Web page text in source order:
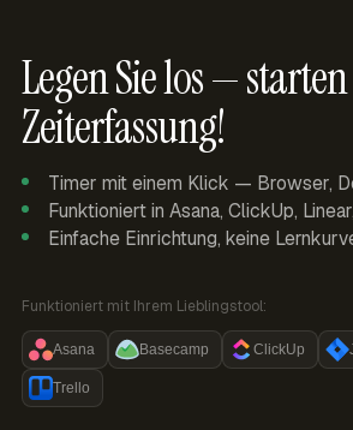
Legen Sie los —
Zeiterfassung!
Timer mit einem Klick — Browser,
Funktioniert in Asana, ClickUp,
Einfache Einrichtung, keine
Funktioniert mit Ihrem Lieblingstool:
Asana Basecamp ClickUp
Trello